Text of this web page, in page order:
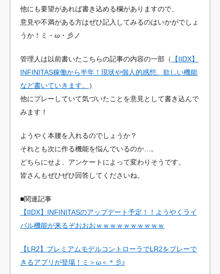
他にも要望があれば書き込める欄がありますので、
意見や不満がある方はぜひ記入してみるのはいかがでしょ
うか！ミ・ω・彡ノ
管理人は以前書いたこちらの記事の内容の一部（
【IIDX】
INFINITAS稼働から半年！現状や個人的感想、欲しい機能
など書いていきます。
）
他にプレーしていて気づいたことを意見として書き込んで
みます！
ようやく本腰を入れるのでしょうか？
それとも次に作る機能を悩んでいるのか…。
どちらにせよ、アンケートによって変わりそうです。
皆さんもぜひぜひ回答してくださいね。
■関連記事
【IIDX】INFINITASのアップデート予定！！ようやくライ
バル機能が来るぞおおおｗｗｗｗｗｗｗｗｗｗ
【LR2】プレミアムモデルコントローラでLR2をプレーで
きるアプリが登場！ミ＞ω＜＊彡♪